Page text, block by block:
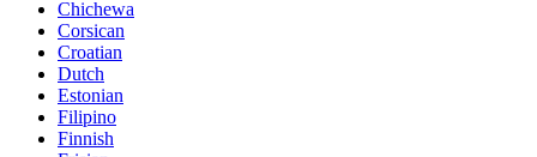
Chichewa
Corsican
Croatian
Dutch
Estonian
Filipino
Finnish